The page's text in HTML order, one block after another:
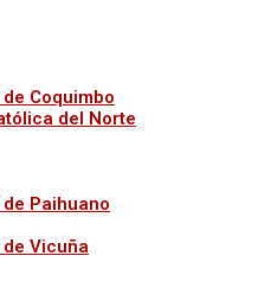
Coquimbo
del Norte
Paihuano
Vicuña